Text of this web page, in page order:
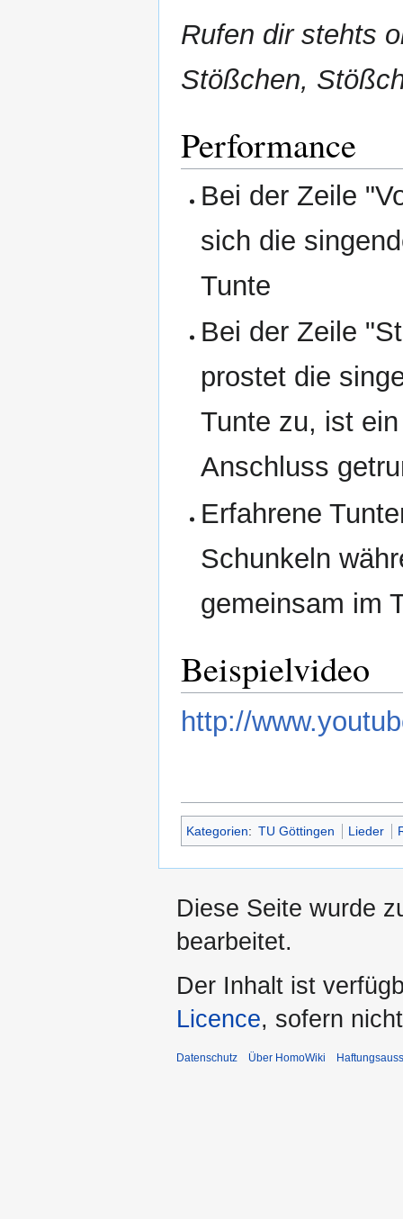
Rufen dir stehts
Stößchen,
Performance
Bei der Zeile
sich die
Tunte
Bei der Zeile
prostet die
Tunte zu, ist
Anschluss
Erfahrene
Schunkeln
gemeinsam im
Beispielvideo
http://
Kategorien: TU Göttingen Lieder
Diese Seite wurde
bearbeitet.
Der Inhalt ist
Licence, sofern
Datenschutz Über HomoWiki